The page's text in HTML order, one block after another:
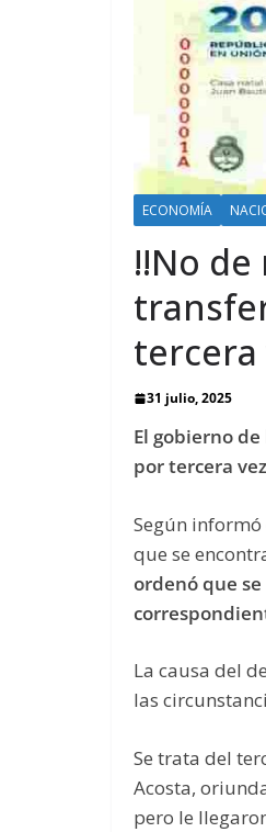
ECONOMÍA
!!No de
tercera
31 julio, 2025
El gobierno
por tercera
Según
que se
ordenó que
La causa del
las
Se trata del
Acosta,
pero le